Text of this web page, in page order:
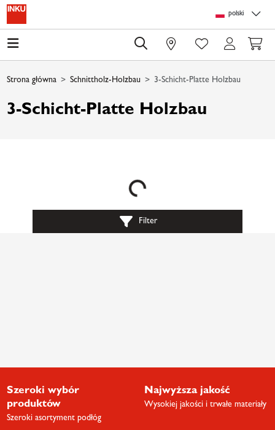
Skip to main content
polski
0
Strona główna Schnittholz-Holzbau 3-Schicht-Platte Holzbau
3-Schicht-Platte Holzbau
Loading...
Filter
Szeroki wybór
produktów
Szeroki asortyment podłóg
Najwyższa jakość
Wysokiej jakości i trwałe materiały